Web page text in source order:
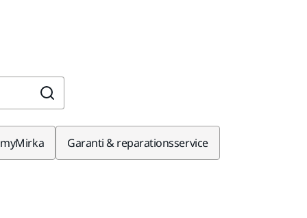
myMirka Garanti & reparationsservice